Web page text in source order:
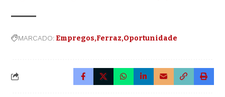
MARCADO: Empregos Ferraz Oportunidade